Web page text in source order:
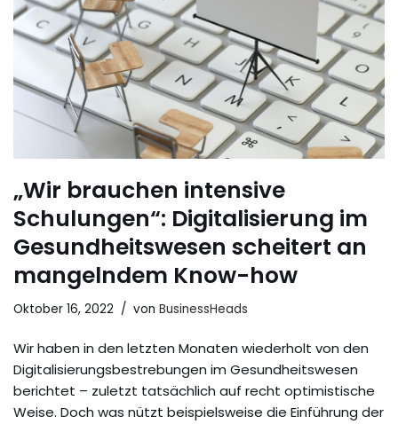
„Wir brauchen intensive
Schulungen“: Digitalisierung im
Gesundheitswesen scheitert an
mangelndem Know-how
Oktober 16, 2022 von BusinessHeads
Wir haben in den letzten Monaten wiederholt von den
Digitalisierungsbestrebungen im Gesundheitswesen
berichtet – zuletzt tatsächlich auf recht optimistische
Weise. Doch was nützt beispielsweise die Einführung der